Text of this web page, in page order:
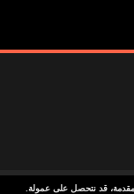
قد نتحصل على عمولة.